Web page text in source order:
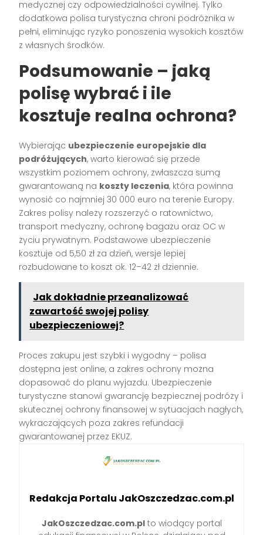
medycznej czy odpowiedzialności cywilnej. Tylko
dodatkowa polisa turystyczna chroni podróżnika w
pełni, eliminując ryzyko ponoszenia wysokich kosztów
z własnych środków.
Podsumowanie – jaką
polisę wybrać i ile
kosztuje realna ochrona?
Wybierając ubezpieczenie europejskie dla
podróżujących, warto kierować się przede
wszystkim poziomem ochrony, zwłaszcza sumą
gwarantowaną na koszty leczenia, która powinna
wynosić co najmniej 30 000 euro na terenie Europy.
Zakres polisy należy rozszerzyć o ratownictwo,
transport medyczny, ochronę bagażu oraz OC w
życiu prywatnym. Podstawowe ubezpieczenie
kosztuje od 5,50 zł za dzień, wersje lepiej
rozbudowane to koszt ok. 12–42 zł dziennie.
Jak dokładnie przeanalizować
zawartość swojej polisy
ubezpieczeniowej?
Proces zakupu jest szybki i wygodny – polisa
dostępna jest online, a zakres ochrony można
dopasować do planu wyjazdu. Ubezpieczenie
turystyczne stanowi gwarancję bezpiecznej podróży i
skutecznej ochrony finansowej w sytuacjach nagłych,
wykraczających poza zakres refundacji
gwarantowanej przez EKUZ.
Redakcja Portalu JakOszczedzac.com.pl
JakOszczedzac.com.plto wiodący portal